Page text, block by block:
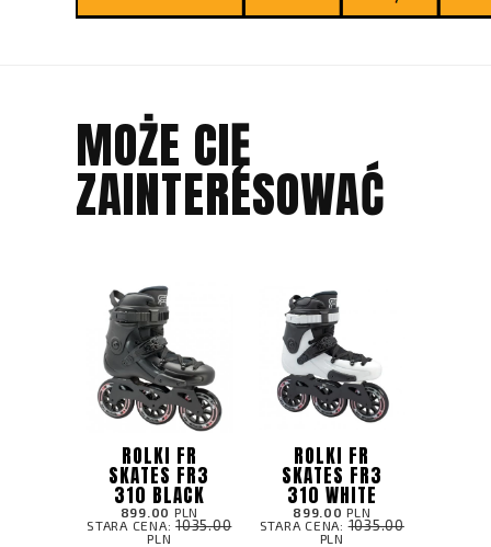
MOŻE CIĘ
ZAINTERESOWAĆ
ROLKI FR
SKATES FR3
310 BLACK
899.00 PLN
STARA CENA:1035.00
PLN
ROLKI FR
SKATES FR3
310 WHITE
899.00 PLN
STARA CENA:1035.00
PLN